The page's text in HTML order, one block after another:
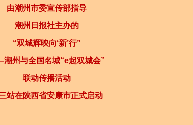
由潮州市委宣传部指导
潮州日报社主办的
“双城辉映向‘新’行”
州与全国名城“e起双城会”
联动传播活动
站在陕西省安康市正式启动